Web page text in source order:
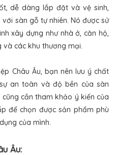
dễ dàng lắp đặt và vệ sinh,
sàn gỗ tự nhiên. Nó được sử
xây dựng như nhà ở, căn hộ,
và các khu thương mại.
Châu Âu, bạn nên lưu ý chất
an toàn và độ bền của sàn
cần tham khảo ý kiến của
để chọn được sản phẩm phù
của mình.
Âu: